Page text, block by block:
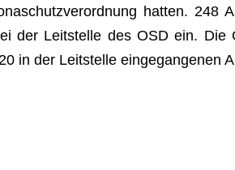
hat­ten. 248
der Leit­stelle des OSD ein. Die
in der Leit­stelle ein­ge­gan­ge­nen